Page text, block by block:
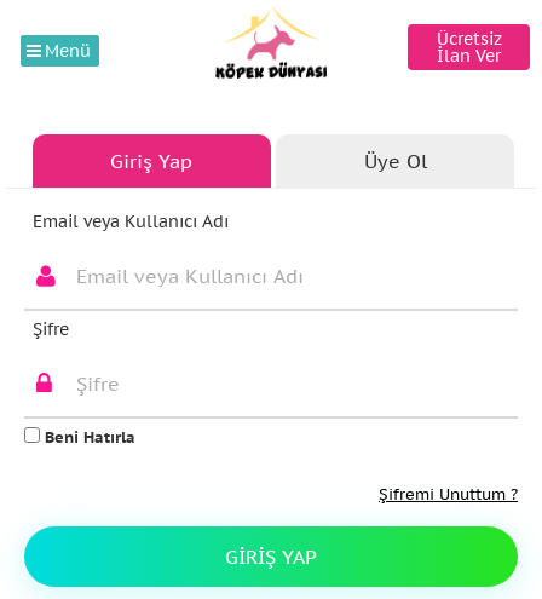
Menü
Ücretsiz
İlan Ver
Giriş Yap Üye Ol
Email veya Kullanıcı Adı
Şifre
Beni Hatırla
Şifremi Unuttum ?
GIRIŞ YAP